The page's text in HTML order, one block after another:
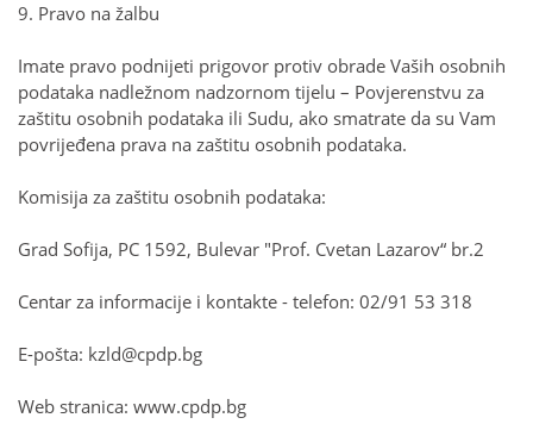
9. Pravo na žalbu
Imate pravo podnijeti prigovor protiv obrade Vaših osobnih
podataka nadležnom nadzornom tijelu – Povjerenstvu za
zaštitu osobnih podataka ili Sudu, ako smatrate da su Vam
povrijeđena prava na zaštitu osobnih podataka.
Komisija za zaštitu osobnih podataka:
Grad Sofija, PC 1592, Bulevar "Prof. Cvetan Lazarov“ br.2
Centar za informacije i kontakte - telefon: 02/91 53 318
E-pošta: kzld@cpdp.bg
Web stranica: www.cpdp.bg